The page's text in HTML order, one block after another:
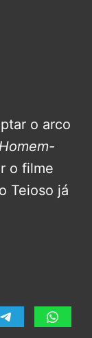
o arco
Homem-
o filme
Teioso já